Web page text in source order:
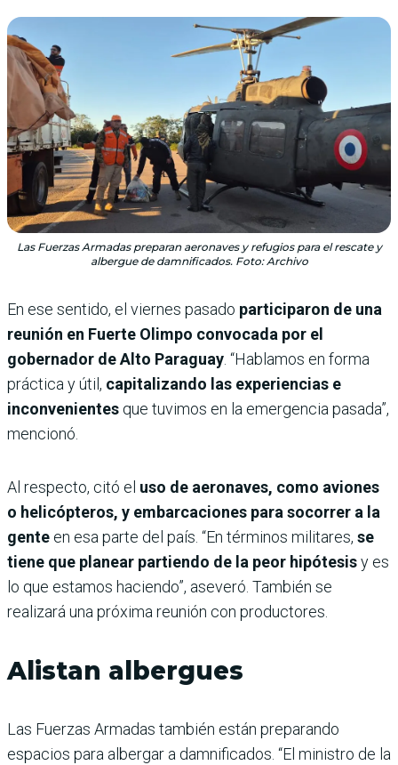
Las Fuerzas Armadas preparan aeronaves y refugios para el rescate y
albergue de damnificados. Foto: Archivo
En ese sentido, el viernes pasado participaron de una
reunión en Fuerte Olimpo convocada por el
gobernador de Alto Paraguay. “Hablamos en forma
práctica y útil, capitalizando las experiencias e
inconvenientes que tuvimos en la emergencia pasada”,
mencionó.
Al respecto, citó el uso de aeronaves, como aviones
o helicópteros, y embarcaciones para socorrer a la
gente en esa parte del país. “En términos militares, se
tiene que planear partiendo de la peor hipótesisy es
lo que estamos haciendo”, aseveró. También se
realizará una próxima reunión con productores.
Alistan albergues
Las Fuerzas Armadas también están preparando
espacios para albergar a damnificados. “El ministro de la